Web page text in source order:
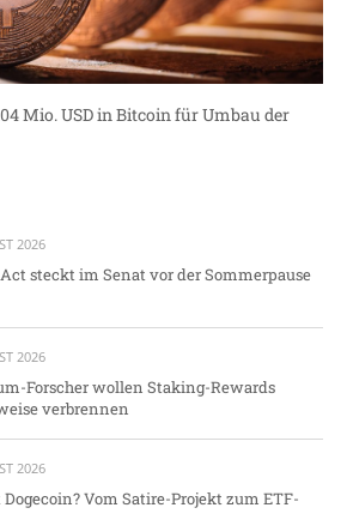
Mio. USD in Bitcoin für Umbau der
2026
steckt im Senat vor der Sommerpause
2026
Forscher wollen Staking-Rewards
verbrennen
2026
Dogecoin? Vom Satire-Projekt zum ETF-